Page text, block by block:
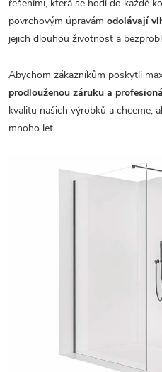
řešeními, která se hodí do každé
povrchovým úpravám odolávají
jejich dlouhou životnost a
Abychom zákazníkům poskytli
prodlouženou záruku a
kvalitu našich výrobků a chceme,
mnoho let.